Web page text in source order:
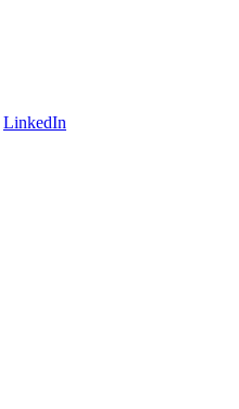
LinkedIn